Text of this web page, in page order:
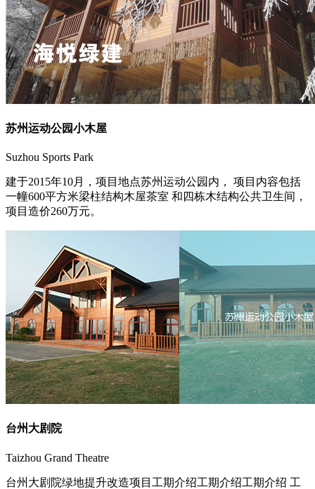
苏州运动公园小木屋
Suzhou Sports Park
建于2015年10月，项目地点苏州运动公园内， 项目内容包括
一幢600平方米梁柱结构木屋茶室 和四栋木结构公共卫生间，
项目造价260万元。
台州大剧院
Taizhou Grand Theatre
台州大剧院绿地提升改造项目工期介绍工期介绍工期介绍 工